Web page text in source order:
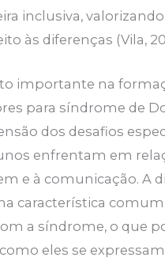
inclusiva,
às diferenças (Vila,
importante na
para síndrome de
dos desafios
enfrentam em
e à comunicação. A
característica
a síndrome, o que
eles se expressam